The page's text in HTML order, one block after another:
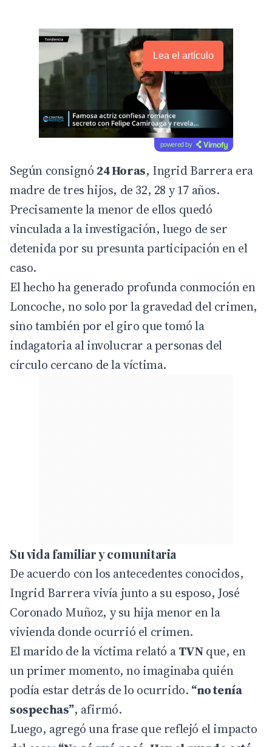
Lea el artículo
powered by
Según consignó 24 Horas, Ingrid Barrera era
madre de tres hijos, de 32, 28 y 17 años.
Precisamente la menor de ellos quedó
vinculada a la investigación, luego de ser
detenida por su presunta participación en el
caso.
El hecho ha generado profunda conmoción en
Loncoche, no solo por la gravedad del crimen,
sino también por el giro que tomó la
indagatoria al involucrar a personas del
círculo cercano de la víctima.
Su vida familiar y comunitaria
De acuerdo con los antecedentes conocidos,
Ingrid Barrera vivía junto a su esposo, José
Coronado Muñoz, y su hija menor en la
vivienda donde ocurrió el crimen.
El marido de la víctima relató aTVNque, en
un primer momento, no imaginaba quién
podía estar detrás de lo ocurrido. “no tenía
sospechas”, afirmó.
Luego, agregó una frase que reflejó el impacto